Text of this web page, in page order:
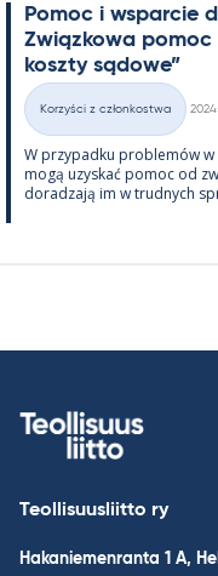
Po­moc i ws­parcie
Związ­kowa po­moc
koszty są­dowe”
Kategorie
Korzyści z członkostwa
W przy­padku problemów w
mogą uzys­kać po­moc od
do­radzają im w trud­nych
Teollisuusliitto ry
Hakaniemenranta 1 A,